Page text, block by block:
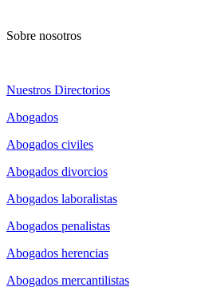
Sobre nosotros
Nuestros Directorios
Abogados
Abogados civiles
Abogados divorcios
Abogados laboralistas
Abogados penalistas
Abogados herencias
Abogados mercantilistas